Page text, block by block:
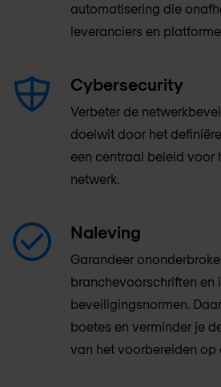
automatisering die
leveranciers en
Cybersecurity
Verbeter de
doelwit door het
een centraal beleid voor
netwerk.
Naleving
Garandeer
branchevoorschriften en
beveiligingsnormen.
boetes en verminder je
van het voorbereiden op